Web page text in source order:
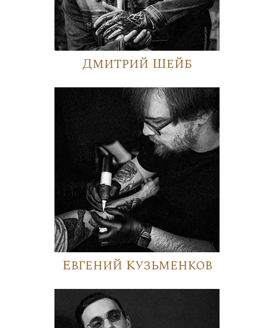
Дмитрий Шейб
Евгений Кузьменков